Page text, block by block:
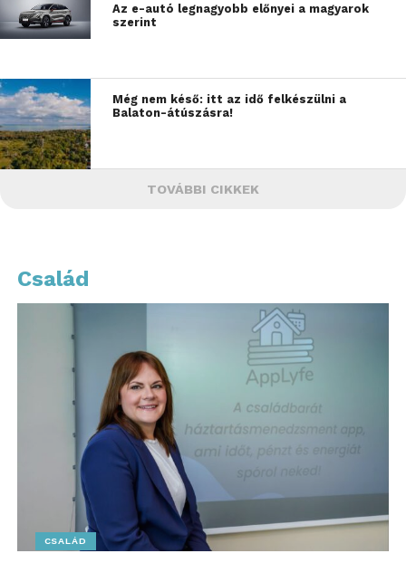
Az e-autó legnagyobb előnyei a magyarok
szerint
Még nem késő: itt az idő felkészülni a
Balaton-átúszásra!
TOVÁBBI CIKKEK
Család
CSALÁD